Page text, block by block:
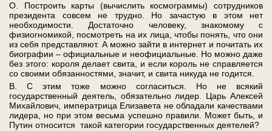
О. Построить карты (вычислить космограммы) сотрудников
президента совсем не трудно. Но зачастую в этом нет
необходимости. Достаточно человеку, знакомому с
физиогномикой, посмотреть на их лица, чтобы понять, что они
из себя представляют. А можно зайти в интернет и почитать их
биографии – официальные и неофициальные. Но можно даже
без этого: короля делает свита, и если король не справляется
со своими обязанностями, значит, и свита никуда не годится.
В. С этим тоже можно согласиться. Но не всякий
государственный деятель, обязательно лидер. Царь Алексей
Михайлович, императрица Елизавета не обладали качествами
лидера, но при этом весьма успешно правили. Может быть, и
Путин относится такой категории государственных деятелей?